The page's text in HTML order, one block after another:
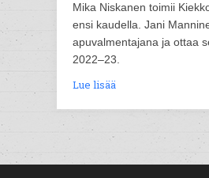
Mika Niskanen toimii
ensi kaudella. Jani
apuvalmentajana ja ottaa
2022–23.
Lue lisää